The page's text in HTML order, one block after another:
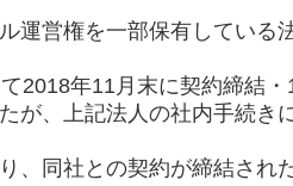
運営権を一部保有している
2018年11月末に契約締結
が、上記法人の社内手続き
、同社との契約が締結され